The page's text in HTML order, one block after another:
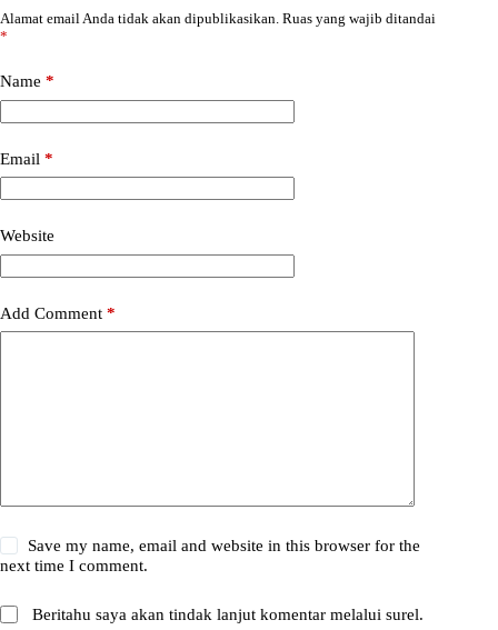
Alamat email Anda tidak akan dipublikasikan. Ruas yang wajib ditandai
*
Name *
Email *
Website
Add Comment *
Save my name, email and website in this browser for the
next time I comment.
Beritahu saya akan tindak lanjut komentar melalui surel.